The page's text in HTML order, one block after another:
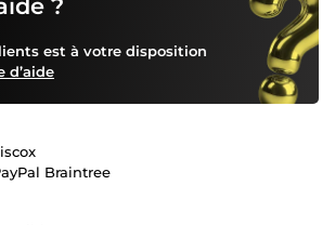
?
est à votre disposition
d’aide
Braintree